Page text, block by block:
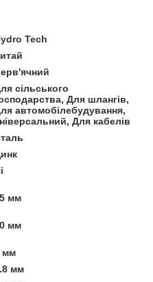
Tech
сільського
Для шлангів,
автомобілебудування,
Для кабелів
мм
мм
мм
мм